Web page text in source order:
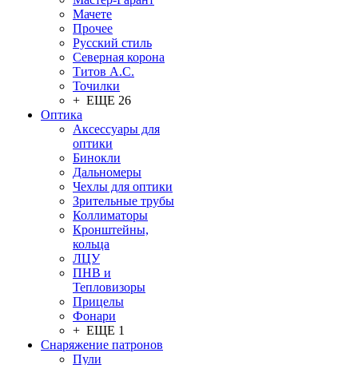
Мачете
Прочее
Русский стиль
Северная корона
Титов А.С.
Точилки
+ ЕЩЕ 26
Оптика
Аксессуары для
оптики
Бинокли
Дальномеры
Чехлы для оптики
Зрительные трубы
Коллиматоры
Кронштейны,
кольца
ЛЦУ
ПНВ и
Тепловизоры
Прицелы
Фонари
+ ЕЩЕ 1
Снаряжение патронов
Пули